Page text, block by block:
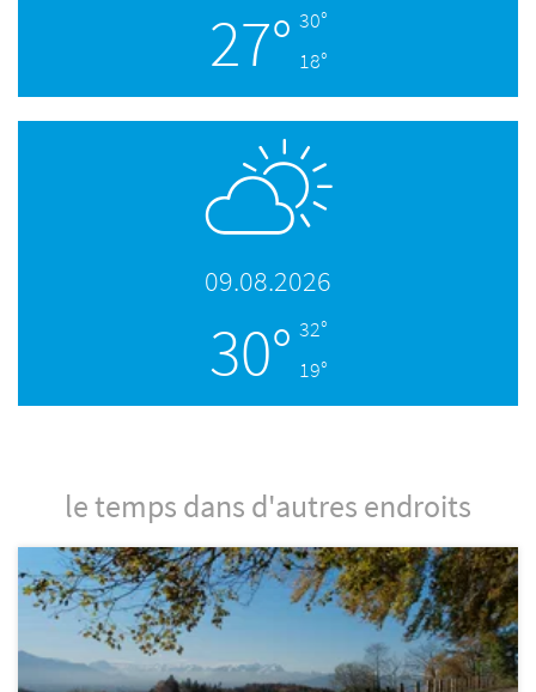
27° 30°
18°
09.08.2026
30° 32°
19°
le temps dans d'autres endroits